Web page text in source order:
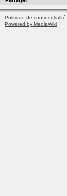
Politique de confidentialité
Powered by MediaWiki